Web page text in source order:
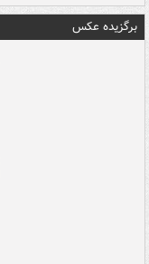
برگزیده عکس